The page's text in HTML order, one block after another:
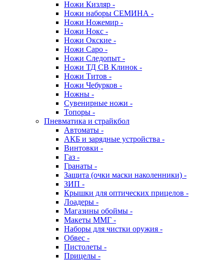
Ножи Кизляр -
Ножи наборы СЕМИНА -
Ножи Ножемир -
Ножи Нокс -
Ножи Окские -
Ножи Саро -
Ножи Следопыт -
Ножи ТД СВ Клинок -
Ножи Титов -
Ножи Чебурков -
Ножны -
Сувенирные ножи -
Топоры -
Пневматика и страйкбол
Автоматы -
АКБ и зарядные устройства -
Винтовки -
Газ -
Гранаты -
Защита (очки маски наколенники) -
ЗИП -
Крышки для оптических прицелов -
Лоадеры -
Магазины обоймы -
Макеты ММГ -
Наборы для чистки оружия -
Обвес -
Пистолеты -
Прицелы -